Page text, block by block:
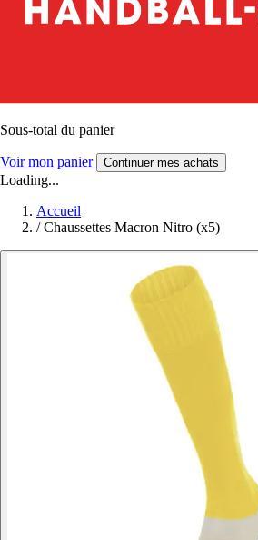
Sous-total du panier
Voir mon panier Continuer mes achats
Loading...
Accueil
/ Chaussettes Macron Nitro (x5)